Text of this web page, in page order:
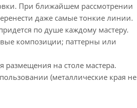
При ближайшем рассмотрении
даже самые тонкие линии.
по душе каждому мастеру.
композиции; паттерны или
на столе мастера.
(металлические края не